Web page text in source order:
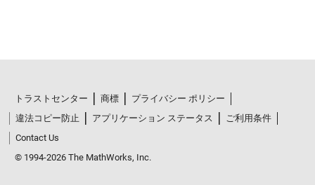
トラストセンター 商標
プライバシー ポリシー
違法コピー防止
アプリケーション ステータス
ご利用条件
Contact Us
© 1994-2026 The MathWorks, Inc.